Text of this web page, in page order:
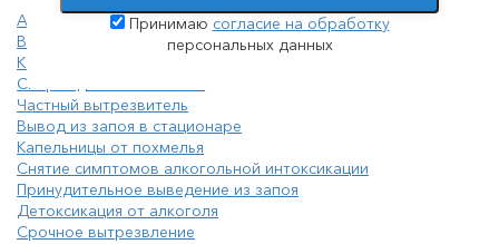
Анонимный вывод из запоя
Вывод из запоя амбулаторно
Капельницы от запоя
Скорая для алкоголиков
Частный вытрезвитель
Вывод из запоя в стационаре
Капельницы от похмелья
Снятие симптомов алкогольной интоксикации
Принудительное выведение из запоя
Детоксикация от алкоголя
Срочное вытрезвление
Принимаю согласие на обработку
персональных данных